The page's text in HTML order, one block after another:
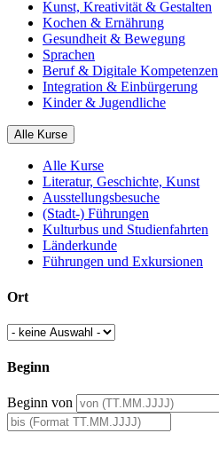
Kunst, Kreativität & Gestalten
Kochen & Ernährung
Gesundheit & Bewegung
Sprachen
Beruf & Digitale Kompetenzen
Integration & Einbürgerung
Kinder & Jugendliche
Alle Kurse
Alle Kurse
Literatur, Geschichte, Kunst
Ausstellungsbesuche
(Stadt-) Führungen
Kulturbus und Studienfahrten
Länderkunde
Führungen und Exkursionen
Ort
Beginn
Beginn von